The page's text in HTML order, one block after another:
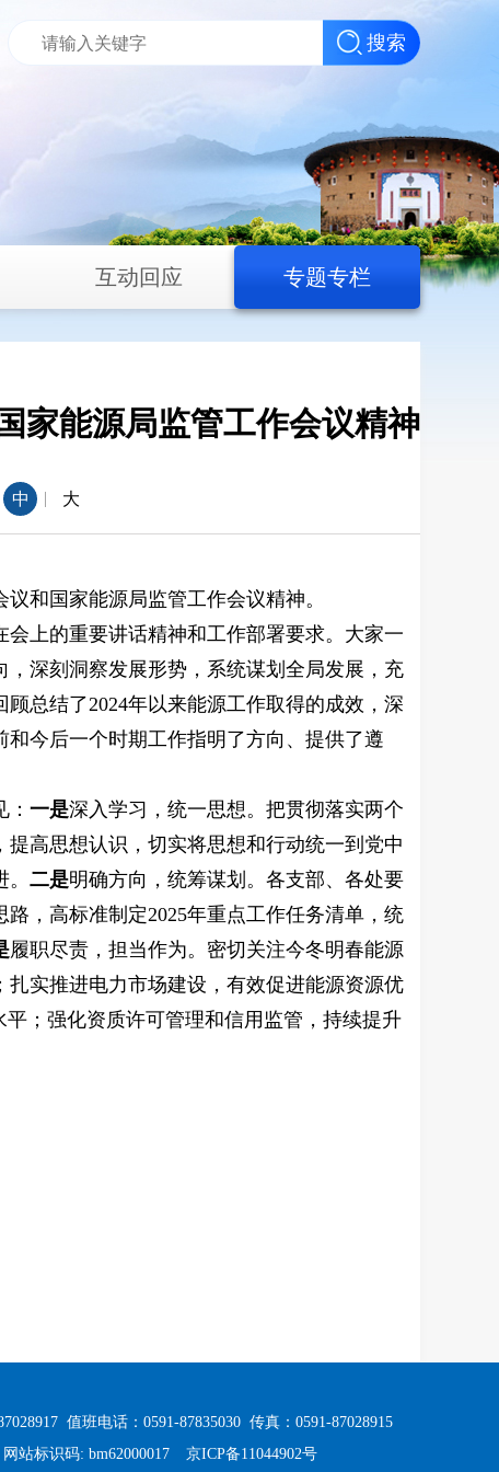
搜索
互动回应 专题专栏
家能源局监管工作会议精神
中 | 大
和国家能源局监管工作会议精神。
上的重要讲话精神和工作部署要求。大家一
深刻洞察发展形势，系统谋划全局发展，充
总结了2024年以来能源工作取得的成效，深
今后一个时期工作指明了方向、提供了遵
一是深入学习，统一思想。把贯彻落实两个
高思想认识，切实将思想和行动统一到党中
二是明确方向，统筹谋划。各支部、各处要
，高标准制定2025年重点工作任务清单，统
履职尽责，担当作为。密切关注今冬明春能源
实推进电力市场建设，有效促进能源资源优
平；强化资质许可管理和信用监管，持续提升
值班电话：0591-87835030 传真：0591-87028915
网站标识码: bm62000017 京ICP备11044902号